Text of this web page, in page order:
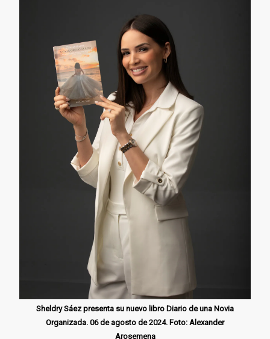
Sheldry Sáez presenta su nuevo libro Diario de una Novia
Organizada. 06 de agosto de 2024. Foto: Alexander
Arosemena